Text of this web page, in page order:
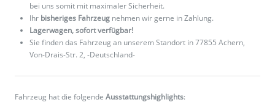
bei uns somit mit maximaler Sicherheit.
Ihr bisheriges Fahrzeug nehmen wir gerne in Zahlung.
Lagerwagen, sofort verfügbar!
Sie finden das Fahrzeug an unserem Standort in 77855 Achern,
Von-Drais-Str. 2, -Deutschland-
Fahrzeug hat die folgende Ausstattungshighlights: